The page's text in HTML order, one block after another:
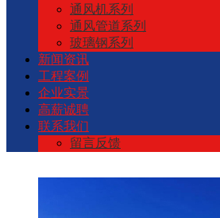
通风机系列
通风管道系列
玻璃钢系列
新闻资讯
工程案例
企业实景
高薪诚聘
联系我们
留言反馈